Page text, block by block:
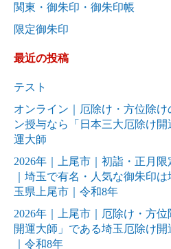
関東・御朱印・御朱印帳
限定御朱印
最近の投稿
テスト
オンライン｜厄除け・方位除
ン授与なら「日本三大厄除け
運大師
2026年｜上尾市｜初詣・正月
｜埼玉で有名・人気な御朱印
玉県上尾市｜令和8年
2026年｜上尾市｜厄除け・方
開運大師」である埼玉厄除け
｜令和8年